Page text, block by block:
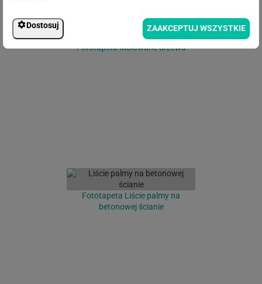
Fototapeta Malowane drzewa
Fototapeta Liście palmy na
betonowej ścianie
Dostosuj ZAAKCEPTUJ WSZYSTKIE